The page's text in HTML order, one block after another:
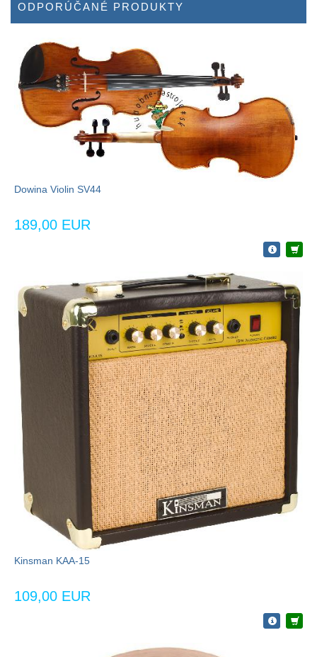
ODPORÚČANÉ PRODUKTY
Dowina Violin SV44
189,00 EUR
Kinsman KAA-15
109,00 EUR